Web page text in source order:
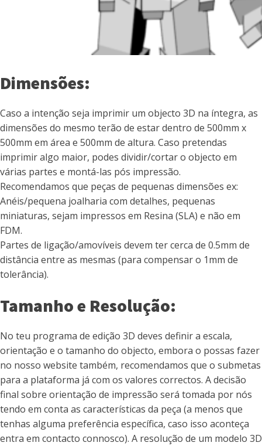
Dimensões:
Caso a intenção seja imprimir um objecto 3D na íntegra, as
dimensões do mesmo terão de estar dentro de 500mm x
500mm em área e 500mm de altura. Caso pretendas
imprimir algo maior, podes dividir/cortar o objecto em
várias partes e montá-las pós impressão.
Recomendamos que peças de pequenas dimensões ex:
Anéis/pequena joalharia com detalhes, pequenas
miniaturas, sejam impressos em Resina (SLA) e não em
FDM.
Partes de ligação/amovíveis devem ter cerca de 0.5mm de
distância entre as mesmas (para compensar o 1mm de
tolerância).
Tamanho e Resolução:
No teu programa de edição 3D deves definir a escala,
orientação e o tamanho do objecto, embora o possas fazer
no nosso website também, recomendamos que o submetas
para a plataforma já com os valores correctos. A decisão
final sobre orientação de impressão será tomada por nós
tendo em conta as características da peça (a menos que
tenhas alguma preferência específica, caso isso aconteça
entra em contacto connosco). A resolução de um modelo 3D